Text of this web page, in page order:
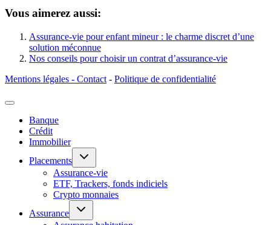
Vous aimerez aussi:
Assurance-vie pour enfant mineur : le charme discret d’une
solution méconnue
Nos conseils pour choisir un contrat d’assurance-vie
Mentions légales - Contact - Politique de confidentialité
Banque
Crédit
Immobilier
Placements
Ouvrir/fermer
menu
enfant
Assurance-vie
ETF, Trackers, fonds indiciels
Crypto monnaies
Assurance
Ouvrir/fermer